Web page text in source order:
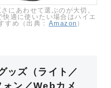
にあわせて選ぶのが大切。
適に使いたい場合はハイエ
すめ（出典： Amazon ）
ッズ（ライト／
ン／Webカメ